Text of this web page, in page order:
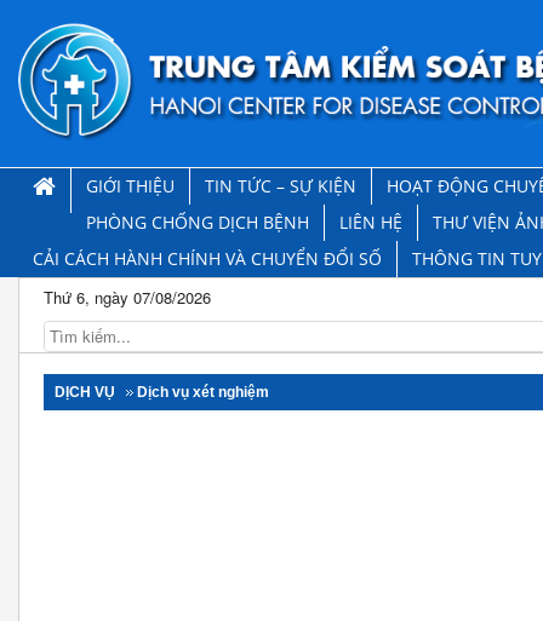
GIỚI THIỆU TIN TỨC – SỰ KIỆN
HOẠT ĐỘNG
PHÒNG CHỐNG DỊCH BỆNH
LIÊN HỆ
THƯ VIỆN
CẢI CÁCH HÀNH CHÍNH VÀ CHUYỂN ĐỔI SỐ
THÔNG TIN
Thứ 6, ngày 07/08/2026
DỊCH VỤ Dịch vụ xét nghiệm